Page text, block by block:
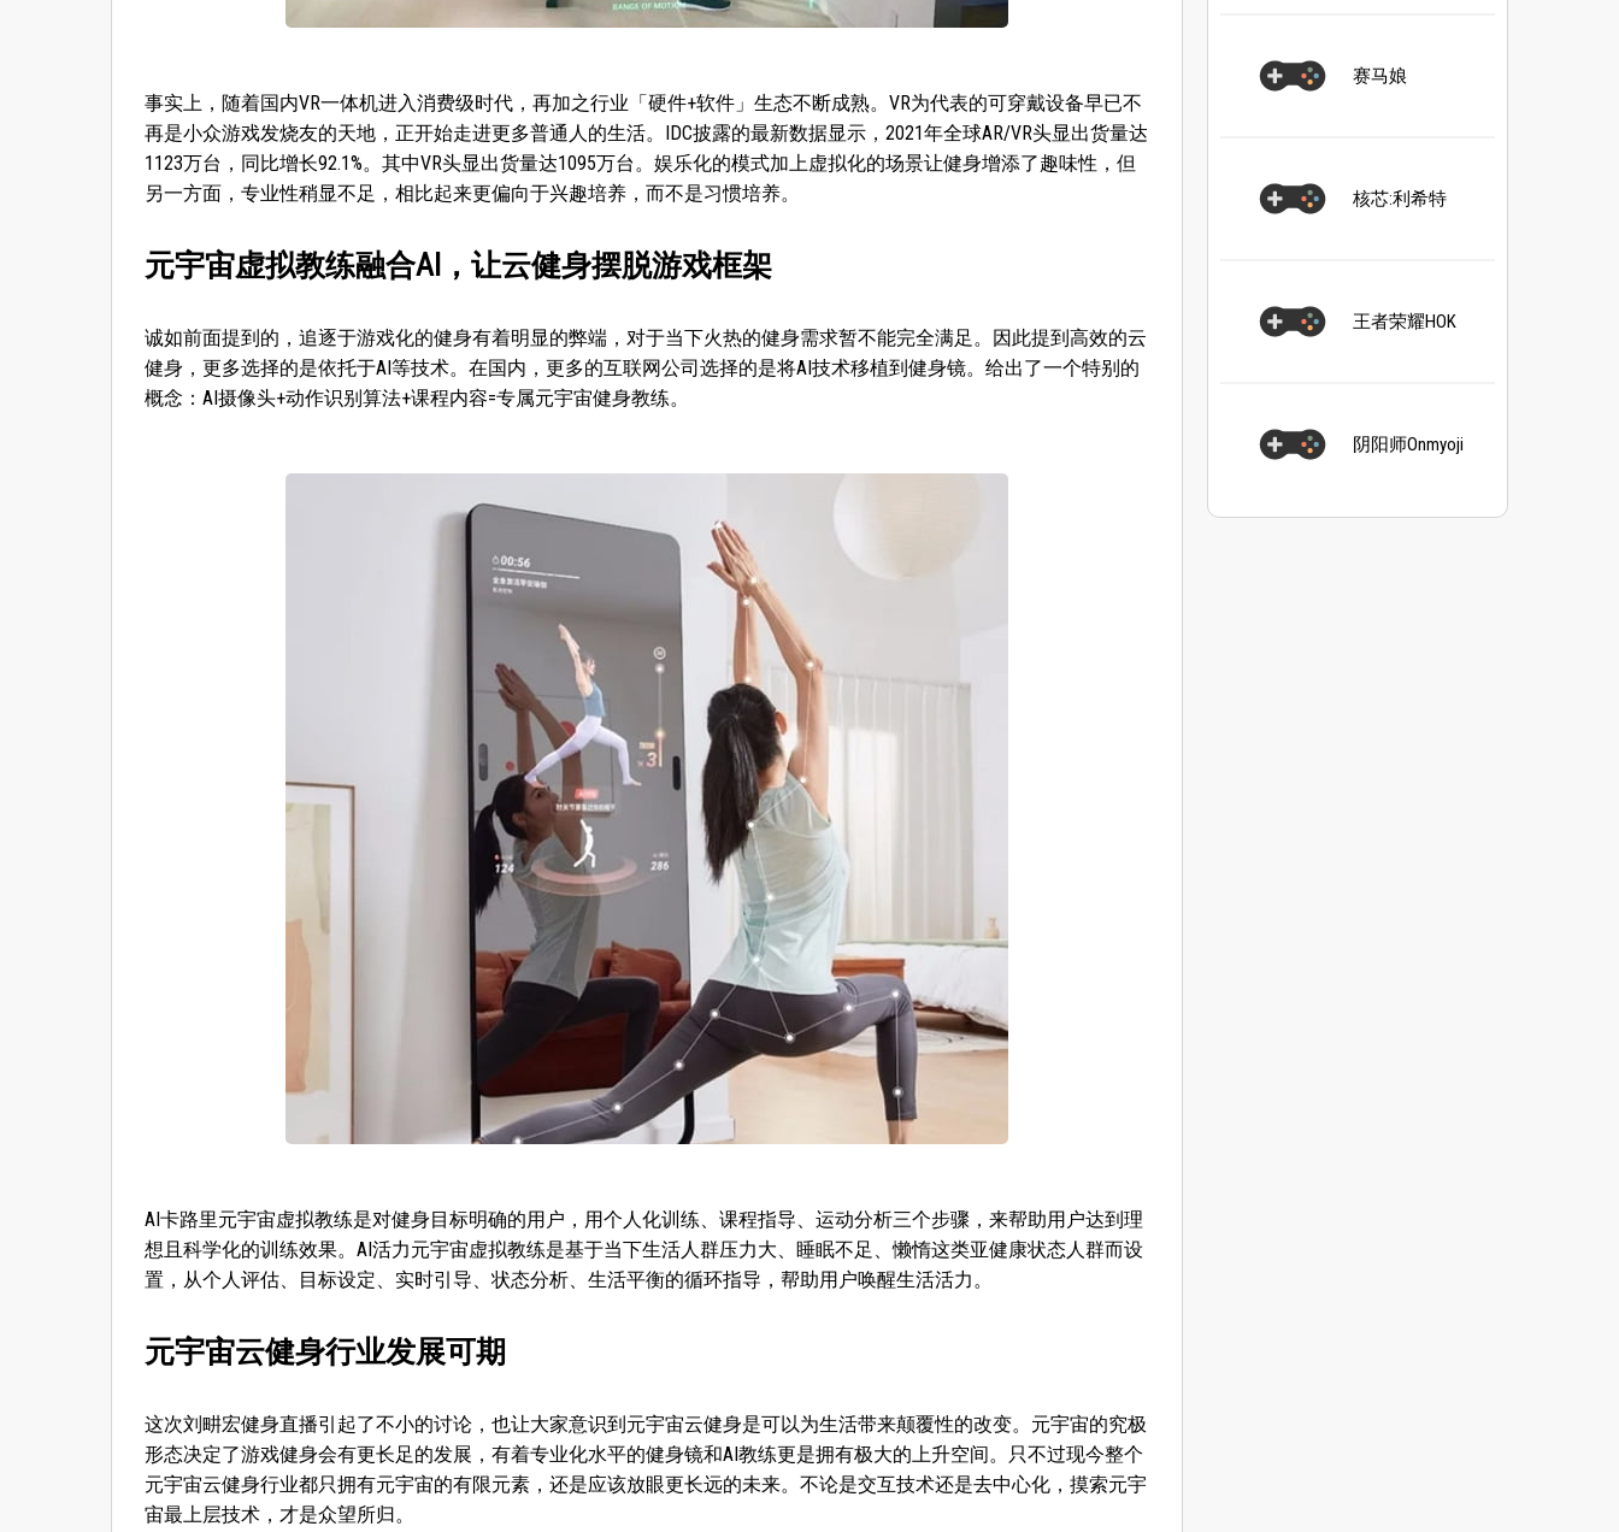
事实上，随着国内VR一体机进入消费级时代，再加之行业「硬件+软件」生态不断成熟。VR为代表的可穿戴设备早已不
再是小众游戏发烧友的天地，正开始走进更多普通人的生活。IDC披露的最新数据显示，2021年全球AR/VR头显出货量达
1123万台，同比增长92.1%。其中VR头显出货量达1095万台。娱乐化的模式加上虚拟化的场景让健身增添了趣味性，但
另一方面，专业性稍显不足，相比起来更偏向于兴趣培养，而不是习惯培养。
元宇宙虚拟教练融合AI，让云健身摆脱游戏框架
诚如前面提到的，追逐于游戏化的健身有着明显的弊端，对于当下火热的健身需求暂不能完全满足。因此提到高效的云
健身，更多选择的是依托于AI等技术。在国内，更多的互联网公司选择的是将AI技术移植到健身镜。给出了一个特别的
概念：AI摄像头+动作识别算法+课程内容=专属元宇宙健身教练。
AI卡路里元宇宙虚拟教练是对健身目标明确的用户，用个人化训练、课程指导、运动分析三个步骤，来帮助用户达到理
想且科学化的训练效果。AI活力元宇宙虚拟教练是基于当下生活人群压力大、睡眠不足、懒惰这类亚健康状态人群而设
置，从个人评估、目标设定、实时引导、状态分析、生活平衡的循环指导，帮助用户唤醒生活活力。
元宇宙云健身行业发展可期
这次刘畊宏健身直播引起了不小的讨论，也让大家意识到元宇宙云健身是可以为生活带来颠覆性的改变。元宇宙的究极
形态决定了游戏健身会有更长足的发展，有着专业化水平的健身镜和AI教练更是拥有极大的上升空间。只不过现今整个
元宇宙云健身行业都只拥有元宇宙的有限元素，还是应该放眼更长远的未来。不论是交互技术还是去中心化，摸索元宇
宙最上层技术，才是众望所归。
赛马娘
核芯:利希特
王者荣耀HOK
阴阳师Onmyoji